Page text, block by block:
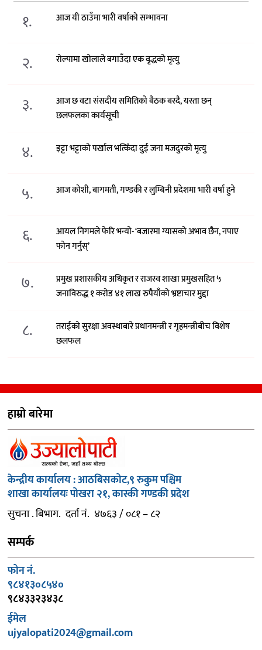
१. आज यी ठाउँमा भारी वर्षाको सम्भावना
२. रोल्पामा खोलाले बगाउँदा एक वृद्धको मृत्यु
३.
आज छ वटा संसदीय समितिको बैठक बस्दै, यस्ता छन्
छलफलका कार्यसूची
४. इट्टा भट्टाको पर्खाल भत्किँदा दुई जना मजदुरको मृत्यु
५. आज कोशी, बागमती, गण्डकी र लुम्बिनी प्रदेशमा भारी वर्षा हुने
६.
आयल निगमले फेरि भन्याे- ‘बजारमा ग्यासको अभाव छैन, नपाए
फोन गर्नुस्’
७.
प्रमुख प्रशासकीय अधिकृत र राजस्व शाखा प्रमुखसहित ५
जनाविरुद्ध १ करोड ४१ लाख रुपैयाँको भ्रष्टाचार मुद्दा
८.
तराईको सुरक्षा अवस्थाबारे प्रधानमन्त्री र गृहमन्त्रीबीच विशेष
छलफल
हाम्रो बारेमा
केन्द्रीय कार्यालय : आठबिसकोट,९ रुकुम पश्चिम
शाखा कार्यालयः पोखरा २१, कास्की गण्डकी प्रदेश
सुचना . बिभाग. दर्ता नं. ४७६३ / ०८१ – ८२
सम्पर्क
फोन नं.
९८४१३०८५४०
९८४३३२३४३८
ईमेल
ujyalopati2024@gmail.com